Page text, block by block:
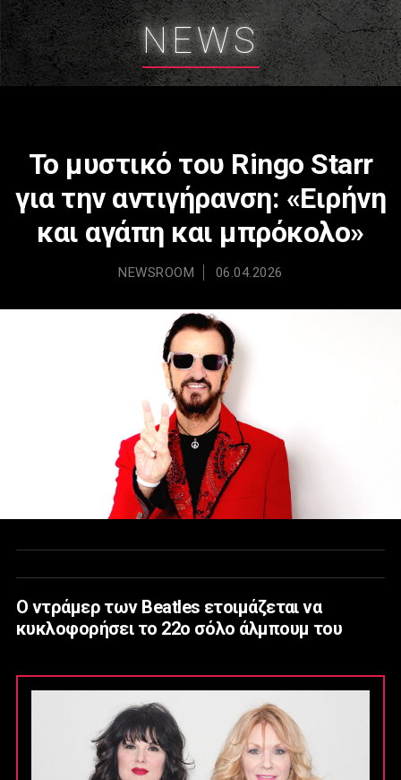
NEWS
Το μυστικό του Ringo Starr
για την αντιγήρανση: «Ειρήνη
και αγάπη και μπρόκολο»
NEWSROOM 06.04.2026
Ο ντράμερ των Beatles ετοιμάζεται να
κυκλοφορήσει το 22ο σόλο άλμπουμ του